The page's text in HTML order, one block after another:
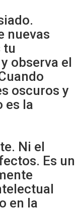
nuevas
tu
observa el
oscuros y
es la
Ni el
Es un
en la